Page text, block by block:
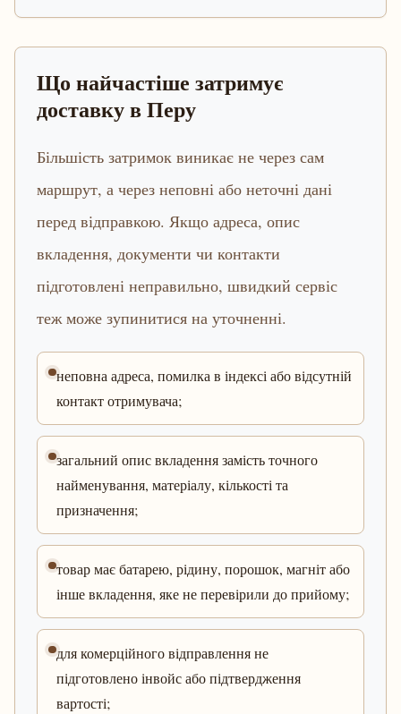
Що найчастіше затримує
доставку в Перу
Більшість затримок виникає не через сам
маршрут, а через неповні або неточні дані
перед відправкою. Якщо адреса, опис
вкладення, документи чи контакти
підготовлені неправильно, швидкий сервіс
теж може зупинитися на уточненні.
неповна адреса, помилка в індексі або відсутній
контакт отримувача;
загальний опис вкладення замість точного
найменування, матеріалу, кількості та
призначення;
товар має батарею, рідину, порошок, магніт або
інше вкладення, яке не перевірили до прийому;
для комерційного відправлення не
підготовлено інвойс або підтвердження
вартості;